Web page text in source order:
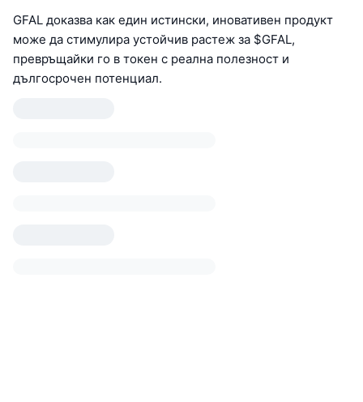
GFAL доказва как един истински, иновативен продукт
може да стимулира устойчив растеж за $GFAL,
превръщайки го в токен с реална полезност и
дългосрочен потенциал.